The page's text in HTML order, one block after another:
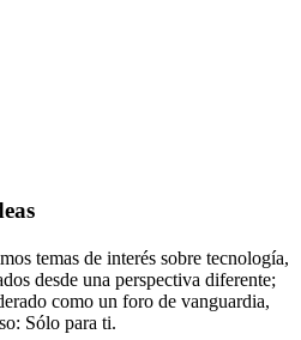
temas de interés sobre tecnología,
desde una perspectiva diferente;
como un foro de vanguardia,
Sólo para ti.